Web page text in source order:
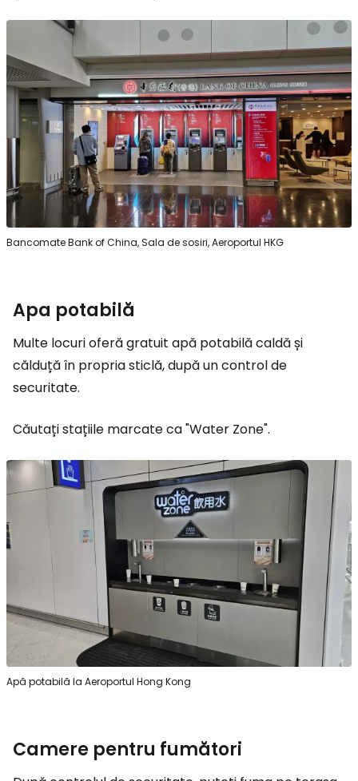
Bancomate Bank of China, Sala de sosiri, Aeroportul HKG
Apa potabilă
Multe locuri oferă gratuit apă potabilă caldă și
călduță în propria sticlă, după un control de
securitate.
Căutați stațiile marcate ca "Water Zone".
Apă potabilă la Aeroportul Hong Kong
Camere pentru fumători